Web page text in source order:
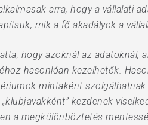
arra, hogy a vállalati
mik a fő akadályok a
hogy azoknál az adatoknál,
hasonlóan kezelhetők.
mintaként
kezdenek
a megkülönböztetés-